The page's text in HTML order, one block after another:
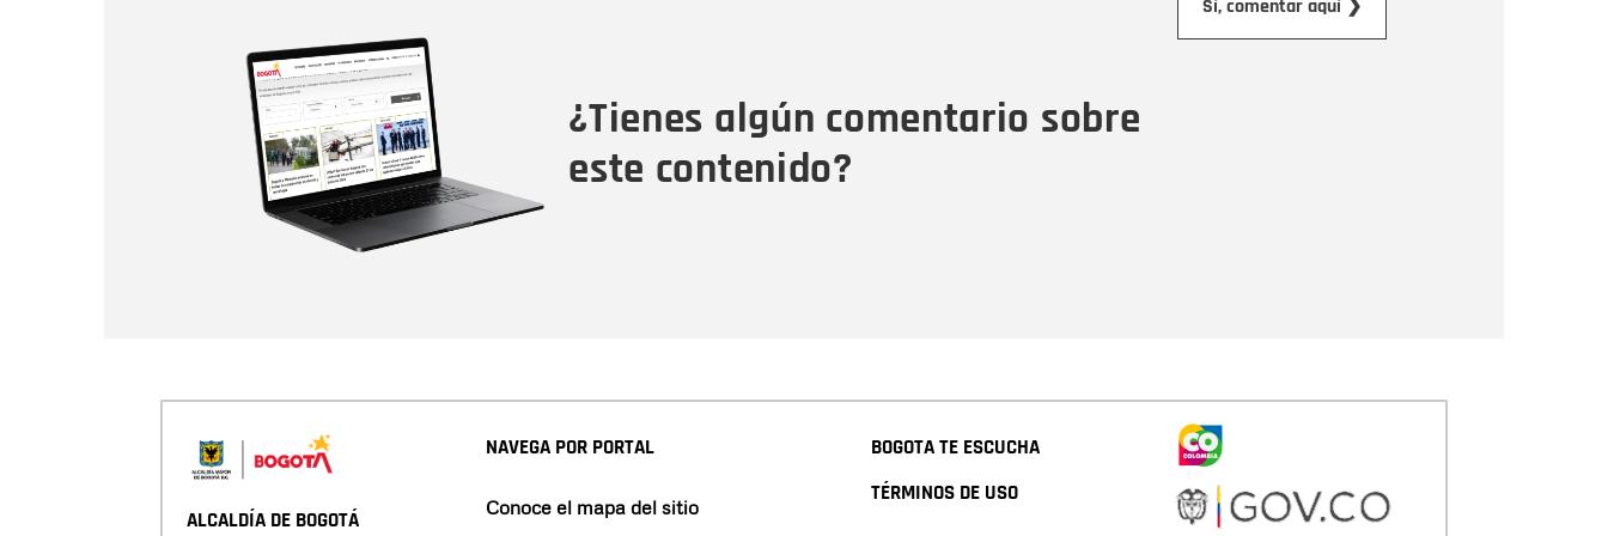
¿Tienes algún comentario sobre
este contenido?
Sí, comentar aquí ❯
ALCALDÍA DE BOGOTÁ
NAVEGA POR PORTAL
Conoce el mapa del sitio
BOGOTA TE ESCUCHA
TÉRMINOS DE USO